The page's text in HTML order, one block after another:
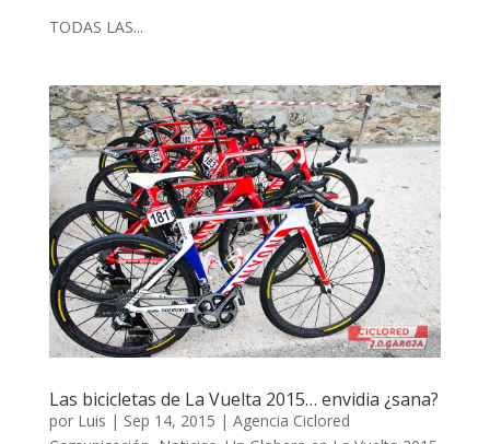
TODAS LAS...
Las bicicletas de La Vuelta 2015… envidia ¿sana?
por Luis | Sep 14, 2015 | Agencia Ciclored